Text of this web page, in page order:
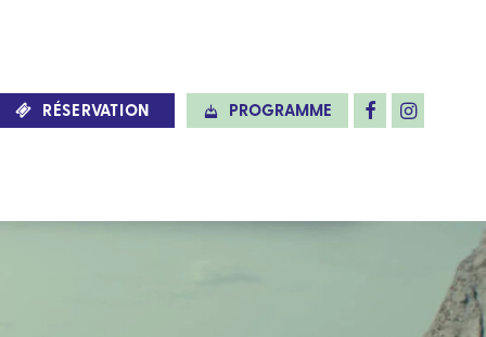
RÉSERVATION PROGRAMME